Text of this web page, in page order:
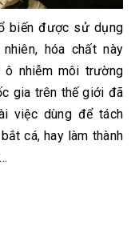
biến được sử dụng
hóa chất này
nhiễm môi trường
gia trên thế giới đã
việc dùng để tách
cá, hay làm thành